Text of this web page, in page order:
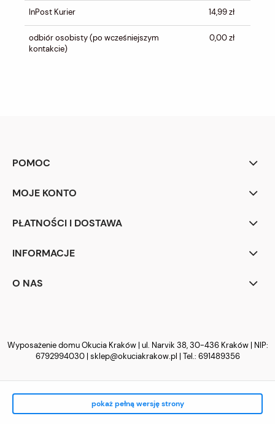
InPost Kurier 14,99 zł
odbiór osobisty(po wcześniejszym
kontakcie)
0,00 zł
POMOC
MOJE KONTO
PŁATNOŚCI I DOSTAWA
INFORMACJE
O NAS
Wyposażenie domu Okucia Kraków | ul. Narvik 38, 30-436 Kraków | NIP:
6792994030 | sklep@okuciakrakow.pl | Tel.: 691489356
pokaż pełną wersję strony